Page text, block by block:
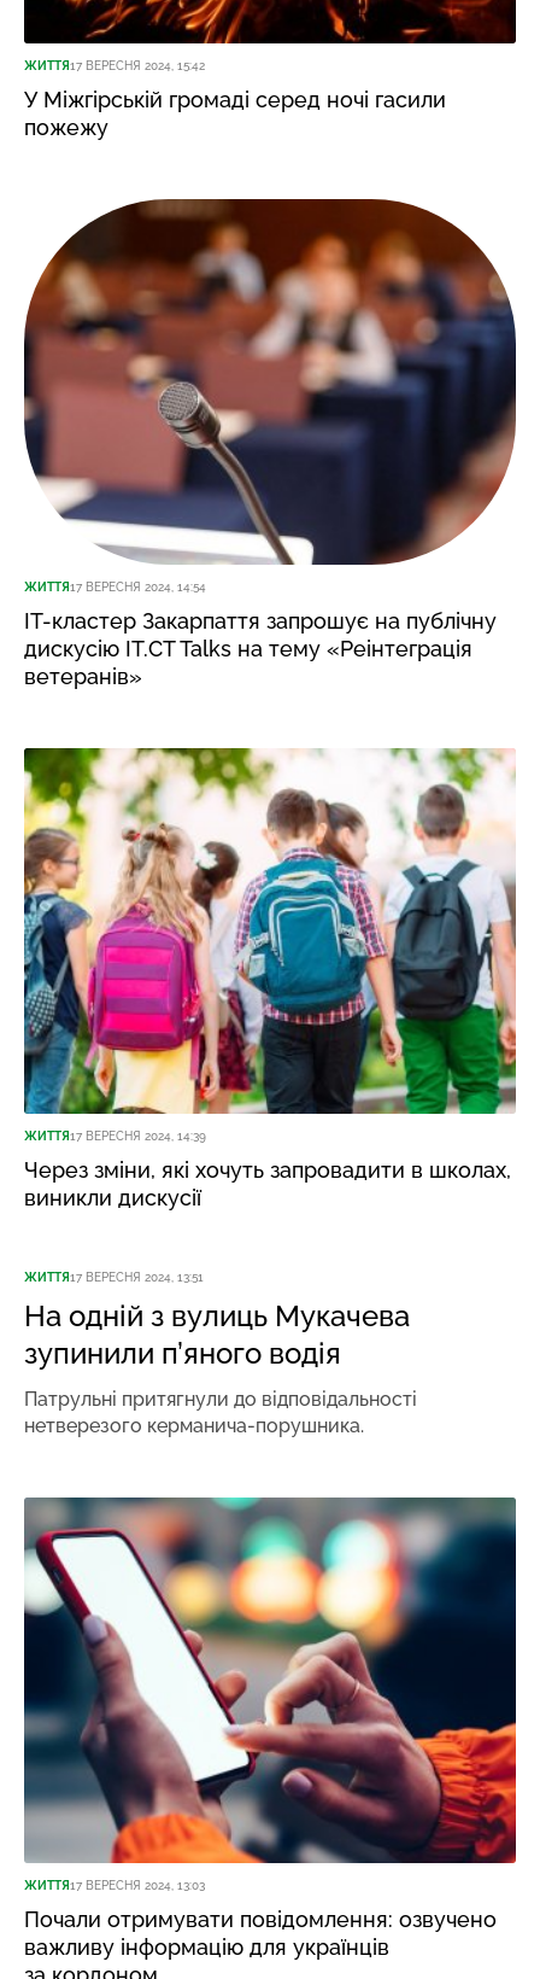
ЖИТТЯ17 ВЕРЕСНЯ 2024, 15:42
У Міжгірській громаді серед ночі гасили
пожежу
ЖИТТЯ17 ВЕРЕСНЯ 2024, 14:54
ІТ-кластер Закарпаття запрошує на публічну
дискусію IT.CT Talks на тему «Реінтеграція
ветеранів»
ЖИТТЯ17 ВЕРЕСНЯ 2024, 14:39
Через зміни, які хочуть запровадити в школах,
виникли дискусії
ЖИТТЯ17 ВЕРЕСНЯ 2024, 13:51
На одній з вулиць Мукачева
зупинили п’яного водія
Патрульні притягнули до відповідальності
нетверезого керманича-порушника.
ЖИТТЯ17 ВЕРЕСНЯ 2024, 13:03
Почали отримувати повідомлення: озвучено
важливу інформацію для українців